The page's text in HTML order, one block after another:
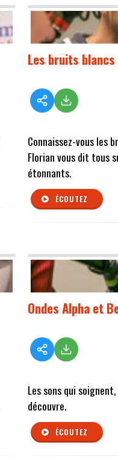
Les bruits blancs
Connaissez-vous les
Florian vous dit tous
étonnants.
ÉCOUTEZ
Ondes Alpha et
Les sons qui
découvre.
ÉCOUTEZ